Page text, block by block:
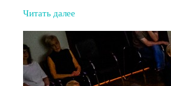
Читать далее